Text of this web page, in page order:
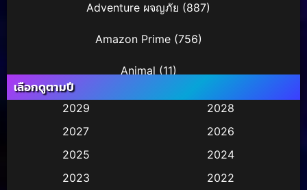
Adventure ผจญภัย (887)
Amazon Prime(756)
Animal (11)
Animation การ์ตูน(36)
Animation การ์ตูน (245)
เลือกดูตามปี
2029
2028
2027
2026
2025
2024
2023
2022